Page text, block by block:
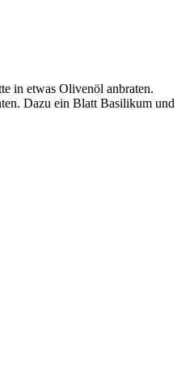
in etwas Olivenöl anbraten.
Dazu ein Blatt Basilikum und